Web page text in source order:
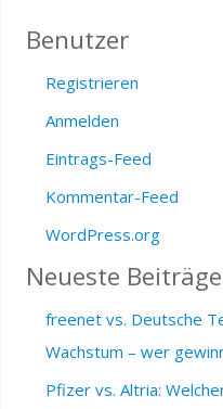
Benutzer
Registrieren
Anmelden
Eintrags-Feed
Kommentar-Feed
WordPress.org
Neueste Beiträge
freenet vs. Deutsche
Wachstum – wer
Pfizer vs. Altria: